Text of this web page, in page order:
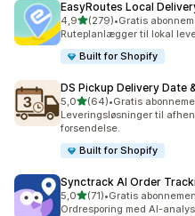
EasyRoutes Local
4,9ud af 5 stjerner
(279)
279 anmeldelser i alt
•Gratis
Ruteplanlægger til lokal
Built for Shopify
DS Pickup Delivery Date
5,0ud af 5 stjerner
(64)
64 anmeldelser i alt
•Gratis
Leveringsløsninger til
forsendelse.
Built for Shopify
Synctrack AI Order
5,0ud af 5 stjerner
(71)
71 anmeldelser i alt
•Gratis
Ordresporing med AI-